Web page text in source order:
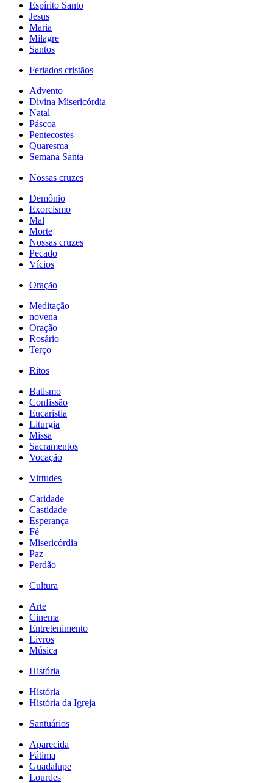
Espírito Santo
Jesus
Maria
Milagre
Santos
Feriados cristãos
Advento
Divina Misericórdia
Natal
Páscoa
Pentecostes
Quaresma
Semana Santa
Nossas cruzes
Demônio
Exorcismo
Mal
Morte
Nossas cruzes
Pecado
Vícios
Oração
Meditação
novena
Oração
Rosário
Terço
Ritos
Batismo
Confissão
Eucaristia
Liturgia
Missa
Sacramentos
Vocação
Virtudes
Caridade
Castidade
Esperança
Fé
Misericórdia
Paz
Perdão
Cultura
Arte
Cinema
Entretenimento
Livros
Música
História
História
História da Igreja
Santuários
Aparecida
Fátima
Guadalupe
Lourdes